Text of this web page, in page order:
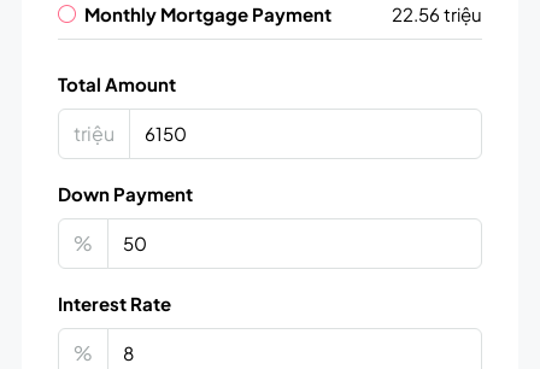
Monthly Mortgage Payment 22.56 triệu
Total Amount
triệu
Down Payment
%
Interest Rate
%